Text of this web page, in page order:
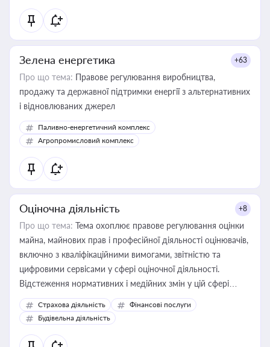
Зелена енергетика +63
Про що тема: Правове регулювання виробництва,
продажу та державної підтримки енергії з альтернативних
і відновлюваних джерел
Паливно-енергетичний комплекс
Агропромисловий комплекс
Оціночна діяльність +8
Про що тема: Тема охоплює правове регулювання оцінки
майна, майнових прав і професійної діяльності оцінювачів,
включно з кваліфікаційними вимогами, звітністю та
цифровими сервісами у сфері оціночної діяльності.
Відстеження нормативних і медійних змін у цій сфері
корисне для власника бізнесу, керівника, юриста або
бухгалтера під час оподаткування, приватизації, оренди
державного майна, корпоративних угод і перевірки
статусу суб'єктів оціночної діяльності
Страхова діяльність
Фінансові послуги
Будівельна діяльність